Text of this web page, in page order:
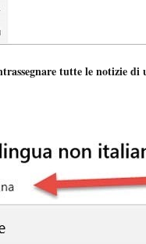
tutte le notizie di